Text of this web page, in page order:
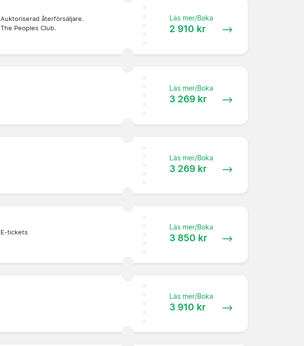
Auktoriserad återförsäljare.
The Peoples Club.
Läs mer/Boka
2 910 kr
Läs mer/Boka
3 269 kr
Läs mer/Boka
3 269 kr
E-tickets
Läs mer/Boka
3 850 kr
Läs mer/Boka
3 910 kr